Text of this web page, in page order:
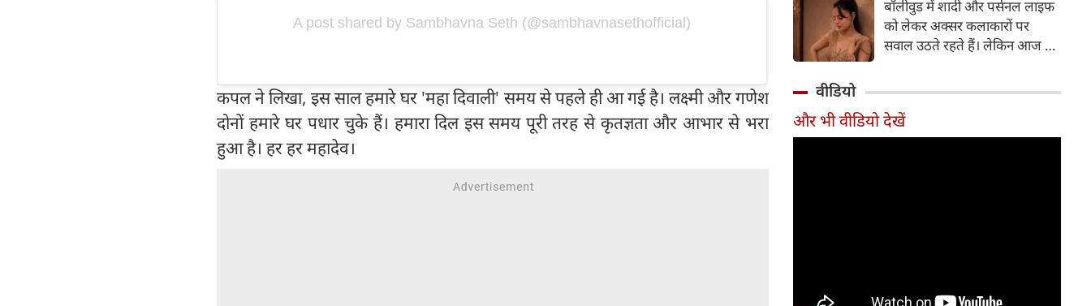
A post shared by Sambhavna Seth (@sambhavnasethofficial)
कपल ने लिखा, इस साल हमारे घर 'महा दिवाली' समय से पहले ही आ गई है। लक्ष्मी और गणेश
दोनों हमारे घर पधार चुके हैं। हमारा दिल इस समय पूरी तरह से कृतज्ञता और आभार से भरा
हुआ है। हर हर महादेव।
ने उनके दाहिने हाथ की एक माइनर
सर्जरी की है।
बॉलीवुड में शादी और पर्सनल लाइफ
को लेकर अक्सर कलाकारों पर
सवाल उठते रहते हैं। लेकिन आज के
और सुष्मिता सेन जैसी हस्तियों के
बाद अब 'गदर' फेम अभिनेत्री अमीषा
वीडियो
और भी वीडियो देखें